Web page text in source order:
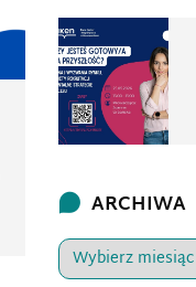
ARCHIWA